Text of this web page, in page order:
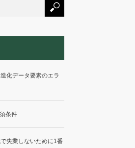
化データ要素のエラ
条件
失業しないために1番